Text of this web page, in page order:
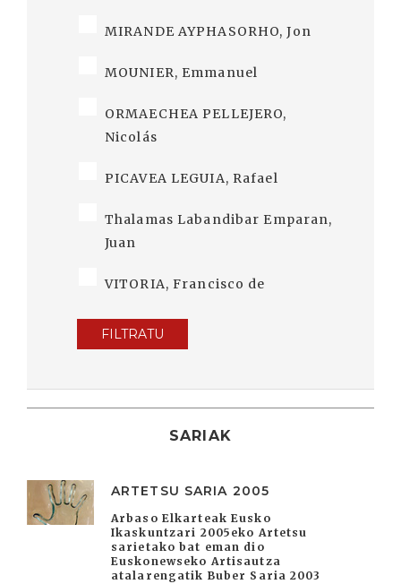
MIRANDE AYPHASORHO, Jon
MOUNIER, Emmanuel
ORMAECHEA PELLEJERO,
Nicolás
PICAVEA LEGUIA, Rafael
Thalamas Labandibar Emparan,
Juan
VITORIA, Francisco de
FILTRATU
SARIAK
ARTETSU SARIA 2005
Arbaso Elkarteak Eusko
Ikaskuntzari 2005eko Artetsu
sarietako bat eman dio
Euskonewseko Artisautza
atalarengatik Buber Saria 2003